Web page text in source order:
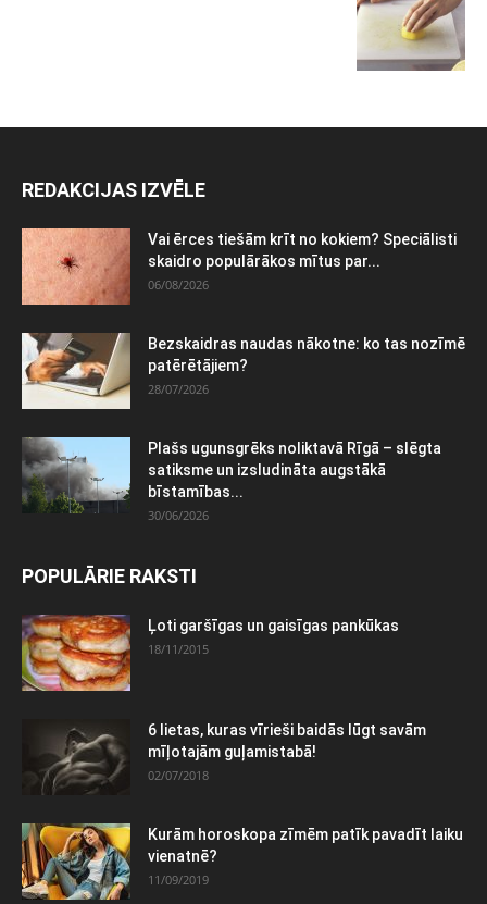
REDAKCIJAS IZVĒLE
Vai ērces tiešām krīt no kokiem? Speciālisti
skaidro populārākos mītus par...
06/08/2026
Bezskaidras naudas nākotne: ko tas nozīmē
patērētājiem?
28/07/2026
Plašs ugunsgrēks noliktavā Rīgā – slēgta
satiksme un izsludināta augstākā
bīstamības...
30/06/2026
POPULĀRIE RAKSTI
Ļoti garšīgas un gaisīgas pankūkas
18/11/2015
6 lietas, kuras vīrieši baidās lūgt savām
mīļotajām guļamistabā!
02/07/2018
Kurām horoskopa zīmēm patīk pavadīt laiku
vienatnē?
11/09/2019